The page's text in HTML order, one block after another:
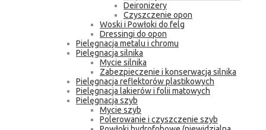
Deironizery
Czyszczenie opon
Woski i Powłoki do felg
Dressingi do opon
Pielęgnacja metalu i chromu
Pielęgnacja silnika
Mycie silnika
Zabezpieczenie i konserwacja silnika
Pielęgnacja reflektorów plastikowych
Pielęgnacja lakierów i folii matowych
Pielęgnacja szyb
Mycie szyb
Polerowanie i czyszczenie szyb